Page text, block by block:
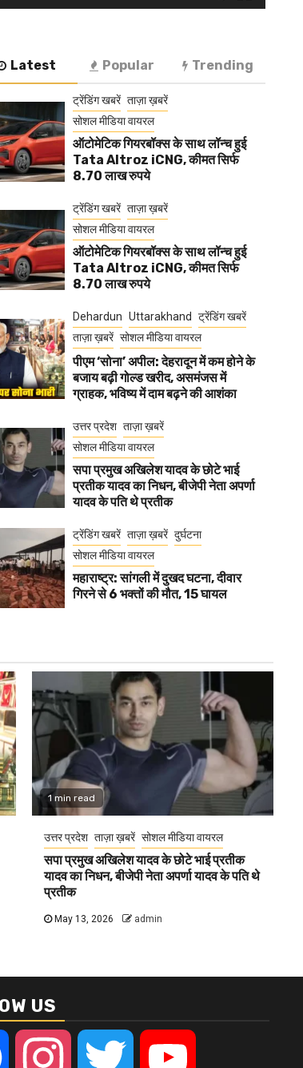
Latest Popular Trending
ट्रेंडिंग खबरें ताज़ा ख़बरें
सोशल मीडिया वायरल
ऑटोमेटिक गियरबॉक्स के साथ लॉन्च हुई
Tata Altroz iCNG, कीमत सिर्फ
8.70 लाख रुपये
ट्रेंडिंग खबरें ताज़ा ख़बरें
सोशल मीडिया वायरल
ऑटोमेटिक गियरबॉक्स के साथ लॉन्च हुई
Tata Altroz iCNG, कीमत सिर्फ
8.70 लाख रुपये
Dehardun Uttarakhand
ट्रेंडिंग खबरें
ताज़ा ख़बरें सोशल मीडिया वायरल
पीएम ‘सोना’ अपील: देहरादून में कम होने के
बजाय बढ़ी गोल्ड खरीद, असमंजस में
ग्राहक, भविष्य में दाम बढ़ने की आशंका
उत्तर प्रदेश ताज़ा ख़बरें
सोशल मीडिया वायरल
सपा प्रमुख अखिलेश यादव के छोटे भाई
प्रतीक यादव का निधन, बीजेपी नेता अपर्णा
यादव के पति थे प्रतीक
ट्रेंडिंग खबरें ताज़ा ख़बरें दुर्घटना
सोशल मीडिया वायरल
महाराष्ट्र: सांगली में दुखद घटना, दीवार
गिरने से 6 भक्तों की मौत, 15 घायल
1 min read
उत्तर प्रदेश ताज़ा ख़बरें सोशल मीडिया वायरल
सपा प्रमुख अखिलेश यादव के छोटे भाई प्रतीक
यादव का निधन, बीजेपी नेता अपर्णा यादव के पति थे
प्रतीक
May 13, 2026 admin
US
Facebook Instagram Twitter